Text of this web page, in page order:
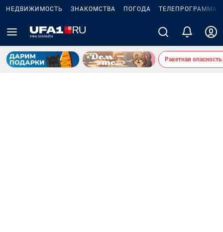
НЕДВИЖИМОСТЬ ЗНАКОМСТВА ПОГОДА ТЕЛЕПРОГРАММА
Ракетная